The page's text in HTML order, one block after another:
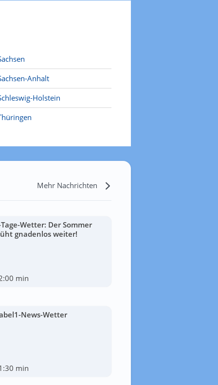
Anhalt
Holstein
Mehr Nachrichten
Wetter: Der Sommer
gnadenlos weiter!
min
News-Wetter
min